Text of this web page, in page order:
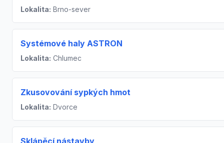
Lokalita: Brno-sever
Systémové haly ASTRON
Lokalita: Chlumec
Zkusovování sypkých hmot
Lokalita: Dvorce
Sklápěcí nástavby